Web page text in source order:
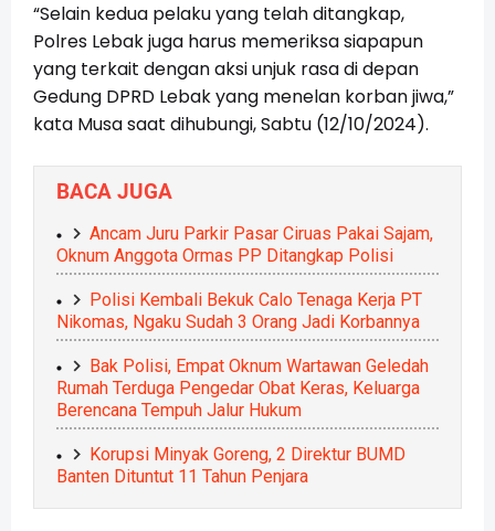
“Selain kedua pelaku yang telah ditangkap,
Polres Lebak juga harus memeriksa siapapun
yang terkait dengan aksi unjuk rasa di depan
Gedung DPRD Lebak yang menelan korban jiwa,”
kata Musa saat dihubungi, Sabtu (12/10/2024).
BACA JUGA
Ancam Juru Parkir Pasar Ciruas Pakai Sajam,
Oknum Anggota Ormas PP Ditangkap Polisi
Polisi Kembali Bekuk Calo Tenaga Kerja PT
Nikomas, Ngaku Sudah 3 Orang Jadi Korbannya
Bak Polisi, Empat Oknum Wartawan Geledah
Rumah Terduga Pengedar Obat Keras, Keluarga
Berencana Tempuh Jalur Hukum
Korupsi Minyak Goreng, 2 Direktur BUMD
Banten Dituntut 11 Tahun Penjara